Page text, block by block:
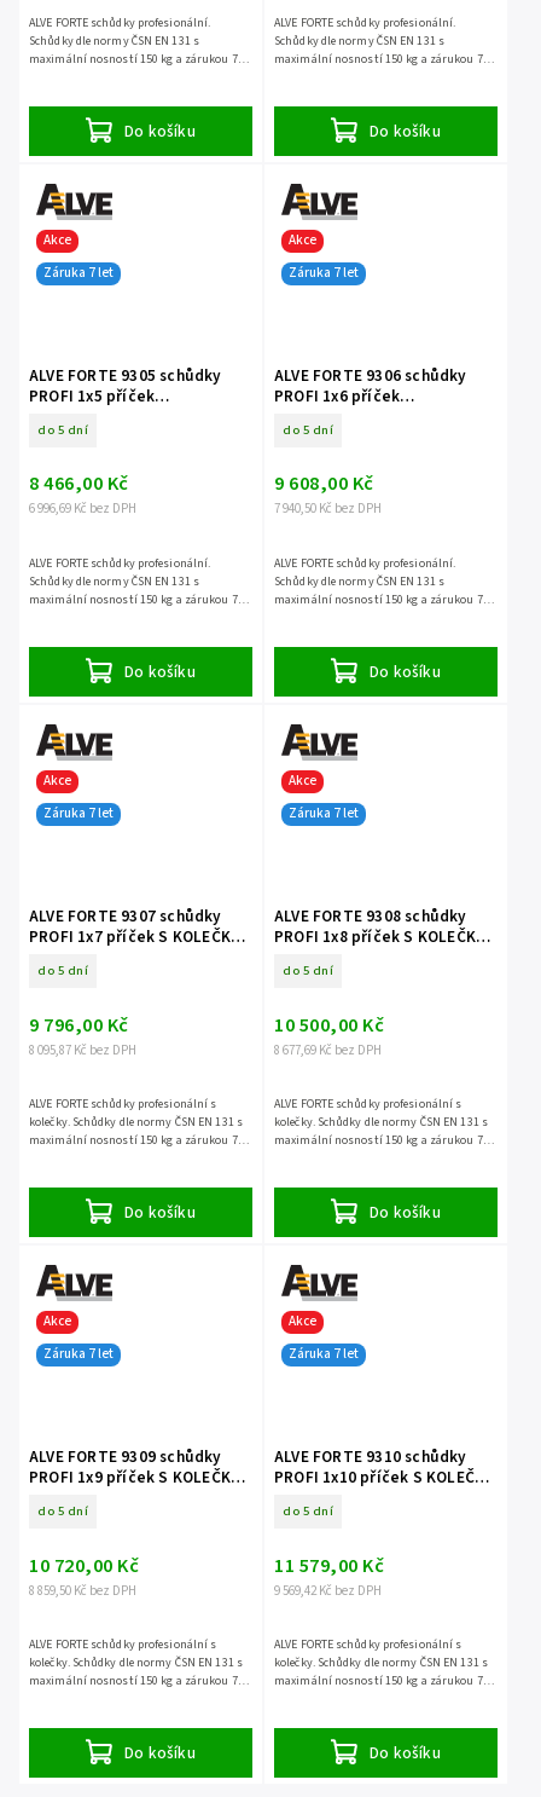
Do košíku
ALVE FORTE schůdky profesionální.
Schůdky dle normy ČSN EN 131 s
maximální nosností 150 kg a zárukou 7
Do košíku
ALVE FORTE schůdky profesionální.
Schůdky dle normy ČSN EN 131 s
maximální nosností 150 kg a zárukou 7
Akce
Záruka 7 let
ALVE FORTE 9305 schůdky
PROFI 1x5 příček
do 5 dní
6 996,69 Kč bez DPH
8 466,00 Kč
Do košíku
ALVE FORTE schůdky profesionální.
Schůdky dle normy ČSN EN 131 s
maximální nosností 150 kg a zárukou 7
Akce
Záruka 7 let
ALVE FORTE 9306 schůdky
PROFI 1x6 příček
do 5 dní
7 940,50 Kč bez DPH
9 608,00 Kč
Do košíku
ALVE FORTE schůdky profesionální.
Schůdky dle normy ČSN EN 131 s
maximální nosností 150 kg a zárukou 7
Akce
Záruka 7 let
ALVE FORTE 9307 schůdky
PROFI 1x7 příček S KOLEČKY
do 5 dní
8 095,87 Kč bez DPH
9 796,00 Kč
Do košíku
ALVE FORTE schůdky profesionální s
kolečky. Schůdky dle normy ČSN EN 131 s
maximální nosností 150 kg a zárukou 7
Akce
Záruka 7 let
ALVE FORTE 9308 schůdky
PROFI 1x8 příček S KOLEČKY
do 5 dní
8 677,69 Kč bez DPH
10 500,00 Kč
Do košíku
ALVE FORTE schůdky profesionální s
kolečky. Schůdky dle normy ČSN EN 131 s
maximální nosností 150 kg a zárukou 7
Akce
Záruka 7 let
ALVE FORTE 9309 schůdky
PROFI 1x9 příček S KOLEČKY
do 5 dní
8 859,50 Kč bez DPH
10 720,00 Kč
Do košíku
ALVE FORTE schůdky profesionální s
kolečky. Schůdky dle normy ČSN EN 131 s
maximální nosností 150 kg a zárukou 7
Akce
Záruka 7 let
ALVE FORTE 9310 schůdky
PROFI 1x10 příček S KOLEČKY
do 5 dní
9 569,42 Kč bez DPH
11 579,00 Kč
Do košíku
ALVE FORTE schůdky profesionální s
kolečky. Schůdky dle normy ČSN EN 131 s
maximální nosností 150 kg a zárukou 7